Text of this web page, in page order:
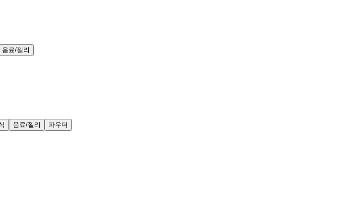
음료/젤리
음료/젤리 파우더